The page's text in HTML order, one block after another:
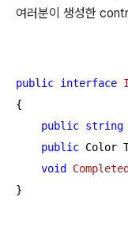
여러분이 생성한
public interface
{
public string
public Color
void
Completed
}